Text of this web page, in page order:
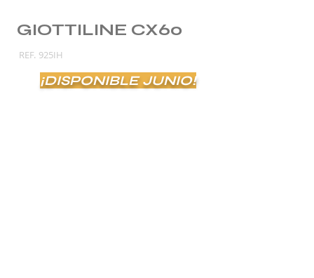
GIOTTILINE CX60
REF. 925IH
¡DISPONIBLE JUNIO!